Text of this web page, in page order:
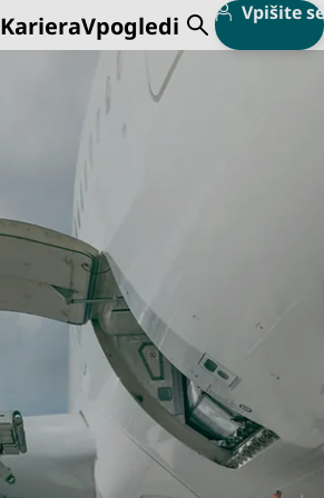
KarieraVpogledi Open Search
Vpišite se